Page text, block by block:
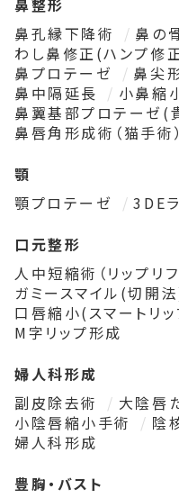
鼻整形
鼻孔縁下降術
鼻の
わし鼻修正(ハンプ修
鼻プロテーゼ
鼻尖
鼻中隔延長
小鼻縮
鼻翼基部プロテーゼ(
鼻唇角形成術（猫手術）
顎
顎プロテーゼ
3DE
口元整形
人中短縮術（リップリフ
ガミースマイル(切開
口唇縮小(スマートリ
M字リップ形成
婦人科形成
副皮除去術
大陰唇
小陰唇縮小手術
陰
婦人科形成
豊胸・バスト